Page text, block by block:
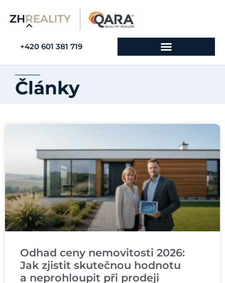
+420 601 381 719
Články
Odhad ceny nemovitosti 2026:
Jak zjistit skutečnou hodnotu
a neprohloupit při prodeji